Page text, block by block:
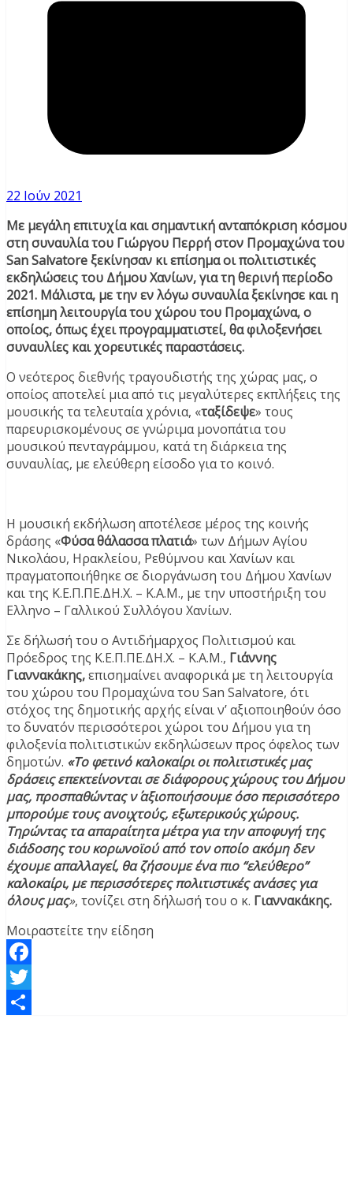
22 Ιούν 2021
Με μεγάλη επιτυχία και σημαντική ανταπόκριση κόσμου
στη συναυλία του Γιώργου Περρή στον Προμαχώνα του
San Salvatore ξεκίνησαν κι επίσημα οι πολιτιστικές
εκδηλώσεις του Δήμου Χανίων, για τη θερινή περίοδο
2021. Μάλιστα, με την εν λόγω συναυλία ξεκίνησε και η
επίσημη λειτουργία του χώρου του Προμαχώνα, ο
οποίος, όπως έχει προγραμματιστεί, θα φιλοξενήσει
συναυλίες και χορευτικές παραστάσεις.
Ο νεότερος διεθνής τραγουδιστής της χώρας μας, ο
οποίος αποτελεί μια από τις μεγαλύτερες εκπλήξεις της
μουσικής τα τελευταία χρόνια, «ταξίδεψε» τους
παρευρισκομένους σε γνώριμα μονοπάτια του
μουσικού πενταγράμμου, κατά τη διάρκεια της
συναυλίας, με ελεύθερη είσοδο για το κοινό.
Η μουσική εκδήλωση αποτέλεσε μέρος της κοινής
δράσης «Φύσα θάλασσα πλατιά» των Δήμων Αγίου
Νικολάου, Ηρακλείου, Ρεθύμνου και Χανίων και
πραγματοποιήθηκε σε διοργάνωση του Δήμου Χανίων
και της Κ.Ε.Π.ΠΕ.ΔΗ.Χ. – Κ.Α.Μ., με την υποστήριξη του
Ελληνο – Γαλλικού Συλλόγου Χανίων.
Σε δήλωσή του ο Αντιδήμαρχος Πολιτισμού και
Πρόεδρος της Κ.Ε.Π.ΠΕ.ΔΗ.Χ. – Κ.Α.Μ., Γιάννης
Γιαννακάκης,επισημαίνει αναφορικά με τη λειτουργία
του χώρου του Προμαχώνα του San Salvatore, ότι
στόχος της δημοτικής αρχής είναι ν’ αξιοποιηθούν όσο
το δυνατόν περισσότεροι χώροι του Δήμου για τη
φιλοξενία πολιτιστικών εκδηλώσεων προς όφελος των
δημοτών. «Το φετινό καλοκαίρι οι πολιτιστικές μας
δράσεις επεκτείνονται σε διάφορους χώρους του Δήμου
μας, προσπαθώντας ν΄ αξιοποιήσουμε όσο περισσότερο
μπορούμε τους ανοιχτούς, εξωτερικούς χώρους.
Τηρώντας τα απαραίτητα μέτρα για την αποφυγή της
διάδοσης του κορωνοϊού από τον οποίο ακόμη δεν
έχουμε απαλλαγεί, θα ζήσουμε ένα πιο “ελεύθερο”
καλοκαίρι, με περισσότερες πολιτιστικές ανάσες για
όλους μας», τονίζει στη δήλωσή του ο κ. Γιαννακάκης.
Μοιραστείτε την είδηση
Facebook
Twitter